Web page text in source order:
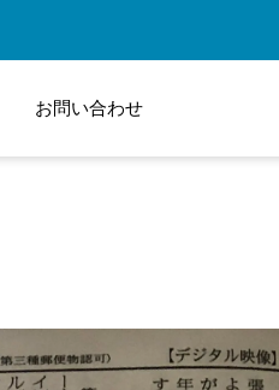
お問い合わせ